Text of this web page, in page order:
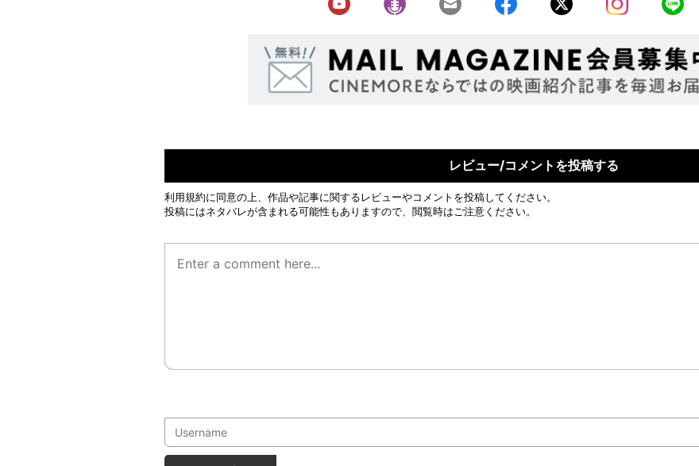
レビュー/コメントを投稿する
利用規約に同意の上、作品や記事に関するレビューやコメントを投稿してください。
投稿にはネタバレが含まれる可能性もありますので、閲覧時はご注意ください。